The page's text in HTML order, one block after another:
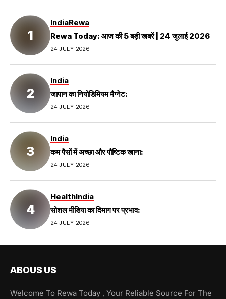
IndiaRewa
Rewa Today: आज की 5 बड़ी खबरें | 24 जुलाई 2026
24 JULY 2026
India
जापान का नियोडिमियम मैग्नेट:
24 JULY 2026
India
कम पैसों में अच्छा और पौष्टिक खाना:
24 JULY 2026
HealthIndia
सोशल मीडिया का दिमाग पर प्रभाव:
24 JULY 2026
ABOUS US
Welcome To Rewa Today , Your Reliable Source For The